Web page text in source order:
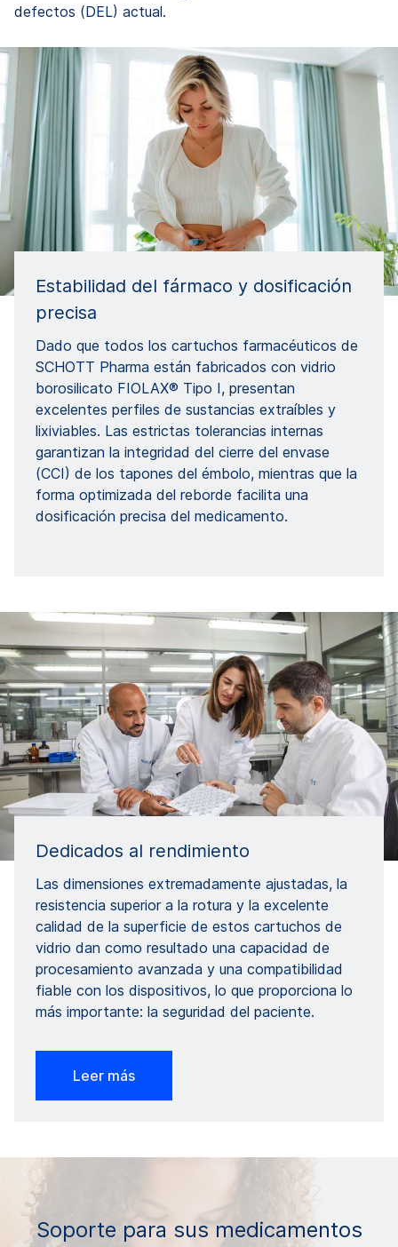
defectos (DEL) actual.
Estabilidad del fármaco y dosificación
precisa
Dado que todos los cartuchos farmacéuticos de
SCHOTT Pharma están fabricados con vidrio
borosilicato FIOLAX® Tipo I, presentan
excelentes perfiles de sustancias extraíbles y
lixiviables. Las estrictas tolerancias internas
garantizan la integridad del cierre del envase
(CCI) de los tapones del émbolo, mientras que la
forma optimizada del reborde facilita una
dosificación precisa del medicamento.
Dedicados al rendimiento
Las dimensiones extremadamente ajustadas, la
resistencia superior a la rotura y la excelente
calidad de la superficie de estos cartuchos de
vidrio dan como resultado una capacidad de
procesamiento avanzada y una compatibilidad
fiable con los dispositivos, lo que proporciona lo
más importante: la seguridad del paciente.
Leer más
Soporte para sus medicamentos